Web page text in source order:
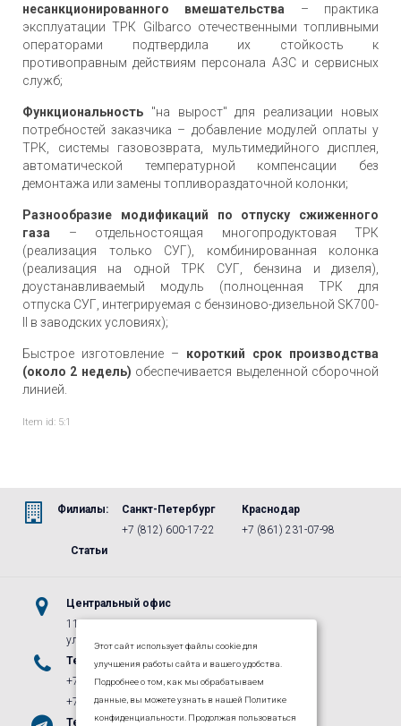
несанкционированного вмешательства – практика
эксплуатации ТРК Gilbarco отечественными топливными
операторами подтвердила их стойкость к
противоправным действиям персонала АЗС и сервисных
служб;
Функциональность "на вырост" для реализации новых
потребностей заказчика – добавление модулей оплаты у
ТРК, системы газовозврата, мультимедийного дисплея,
автоматической температурной компенсации без
демонтажа или замены топливораздаточной колонки;
Разнообразие модификаций по отпуску сжиженного
газа – отдельностоящая многопродуктовая ТРК
(реализация только СУГ), комбинированная колонка
(реализация на одной ТРК СУГ, бензина и дизеля),
доустанавливаемый модуль (полноценная ТРК для
отпуска СУГ, интегрируемая с бензиново-дизельной SK700-
II в заводских условиях);
Быстрое изготовление – короткий срок производства
(около 2 недель) обеспечивается выделенной сборочной
линией.
Item id: 5:1
Филиалы:
Санкт-Петербург
+7 (812) 600-17-22
Краснодар
+7 (861) 231-07-98
Статьи
Центральный офис
115487, г.Москва, м. Коломенская,
ул. Нагатинская, д. 16, к. 1, стр. 5
Телефоны
+7 (495) 662-40-27
+7 (800) 333-71-37
E-mail
info@lpgroup.ru
Телеграм ВКонтакте
Этот сайт использует файлы cookie для
улучшения работы сайта и вашего удобства.
Подробнее о том, как мы обрабатываем
данные, вы можете узнать в нашей Политике
конфиденциальности. Продолжая пользоваться